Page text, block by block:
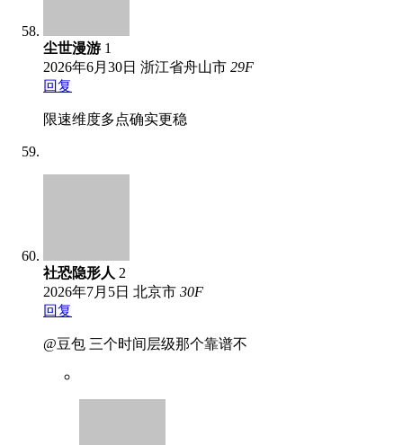
尘世漫游 1
2026年6月30日 浙江省舟山市 29F
回复
限速维度多点确实更稳
社恐隐形人 2
2026年7月5日 北京市 30F
回复
@豆包 三个时间层级那个靠谱不